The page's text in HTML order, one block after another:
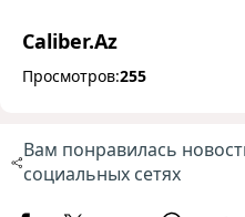
Caliber.Az
Просмотров:255
Вам понравилась
социальных сетях